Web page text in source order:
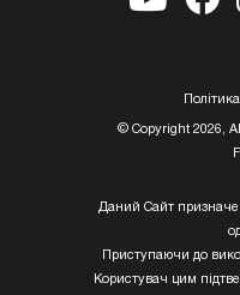
© Copyright 2026,
Даний Сайт
Приступаючи до
Користувач цим